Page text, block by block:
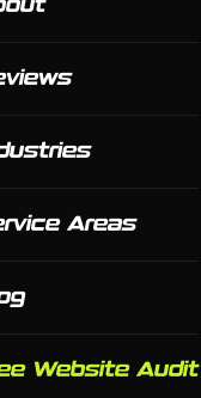
Areas
Website Audit